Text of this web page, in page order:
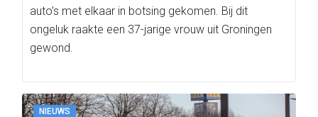
auto’s met elkaar in botsing gekomen. Bij dit
ongeluk raakte een 37-jarige vrouw uit Groningen
gewond.
NIEUWS